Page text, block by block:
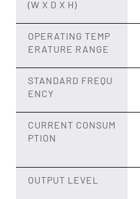
(W X D X H)
OPERATING TEMP
ERATURE RANGE
STANDARD FREQU
ENCY
CURRENT CONSUM
PTION
OUTPUT LEVEL